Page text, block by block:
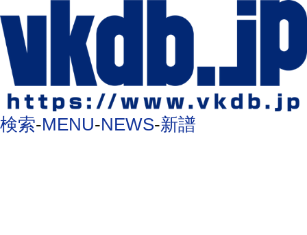
検索-MENU-NEWS-新譜